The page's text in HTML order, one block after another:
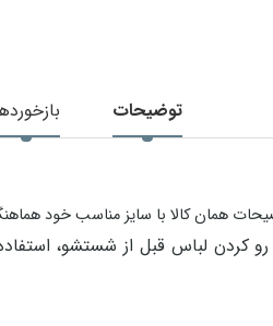
توضیحات
همان کالا با سایز مناسب خود